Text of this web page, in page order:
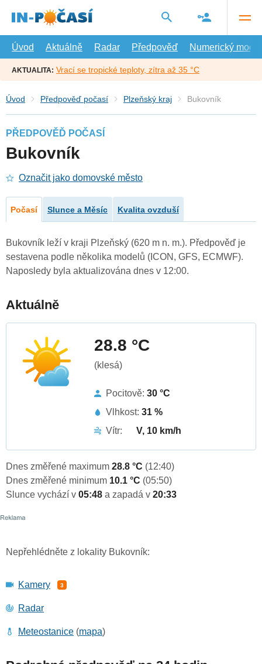
hlavní
Úvod
Aktuálně Radar Předpověď Numerický model
AKTUALITA: Vrací se tropické teploty, zítra až 35 °C
Úvod Předpověď počasí Plzeňský kraj Bukovník
PŘEDPOVĚĎ POČASÍ
Bukovník
Označit jako domovské město
Počasí Slunce a Měsíc Kvalita ovzduší
Bukovník leží v kraji Plzeňský (620 m n. m.). Předpověď je
sestavena podle několika modelů (ICON, GFS, ECMWF).
Naposledy byla aktualizována dnes v 12:00.
Aktuálně
28.8 °C
(klesá)
Pocitově: 30 °C
Vlhkost: 31 %
Vítr:
V, 10 km/h
Dnes změřené maximum 28.8 °C (12:40)
Dnes změřené minimum 10.1 °C (05:50)
Slunce vychází v 05:48 a zapadá v 20:33
Nepřehlédněte z lokality Bukovník:
Kamery 3
Radar
Meteostanice (mapa)